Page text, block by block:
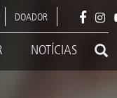
DOADOR
NOTÍCIAS